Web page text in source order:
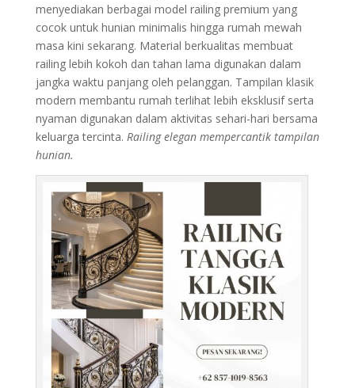
menyediakan berbagai model railing premium yang
cocok untuk hunian minimalis hingga rumah mewah
masa kini sekarang. Material berkualitas membuat
railing lebih kokoh dan tahan lama digunakan dalam
jangka waktu panjang oleh pelanggan. Tampilan klasik
modern membantu rumah terlihat lebih eksklusif serta
nyaman digunakan dalam aktivitas sehari-hari bersama
keluarga tercinta. Railing elegan mempercantik tampilan
hunian.